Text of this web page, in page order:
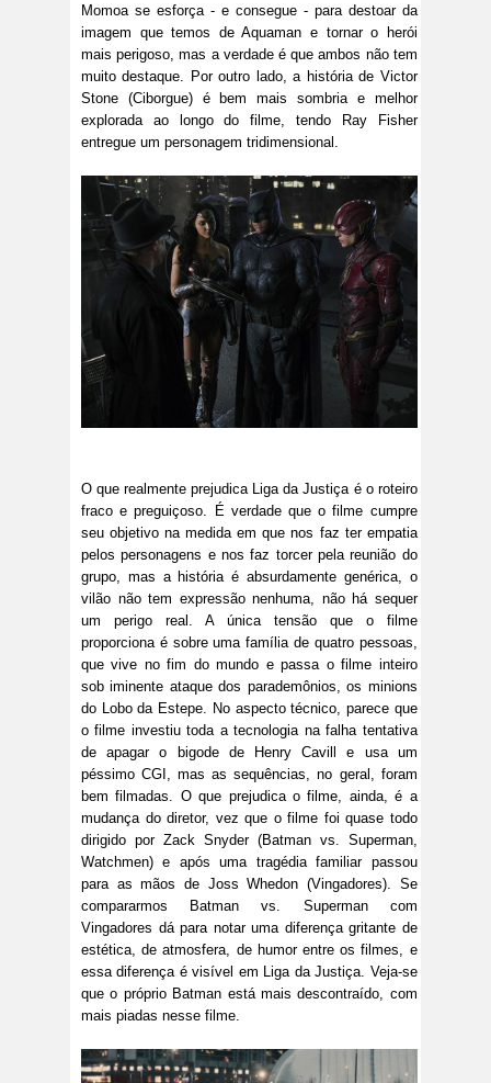
Momoa se esforça - e consegue - para destoar da
imagem que temos de Aquaman e tornar o herói
mais perigoso, mas a verdade é que ambos não tem
muito destaque. Por outro lado, a história de Victor
Stone (Ciborgue) é bem mais sombria e melhor
explorada ao longo do filme, tendo Ray Fisher
entregue um personagem tridimensional.
O que realmente prejudica Liga da Justiça é o roteiro
fraco e preguiçoso. É verdade que o filme cumpre
seu objetivo na medida em que nos faz ter empatia
pelos personagens e nos faz torcer pela reunião do
grupo, mas a história é absurdamente genérica, o
vilão não tem expressão nenhuma, não há sequer
um perigo real. A única tensão que o filme
proporciona é sobre uma família de quatro pessoas,
que vive no fim do mundo e passa o filme inteiro
sob iminente ataque dos parademônios, os minions
do Lobo da Estepe. No aspecto técnico, parece que
o filme investiu toda a tecnologia na falha tentativa
de apagar o bigode de Henry Cavill e usa um
péssimo CGI, mas as sequências, no geral, foram
bem filmadas. O que prejudica o filme, ainda, é a
mudança do diretor, vez que o filme foi quase todo
dirigido por Zack Snyder (Batman vs. Superman,
Watchmen) e após uma tragédia familiar passou
para as mãos de Joss Whedon (Vingadores). Se
compararmos Batman vs. Superman com
Vingadores dá para notar uma diferença gritante de
estética, de atmosfera, de humor entre os filmes, e
essa diferença é visível em Liga da Justiça. Veja-se
que o próprio Batman está mais descontraído, com
mais piadas nesse filme.